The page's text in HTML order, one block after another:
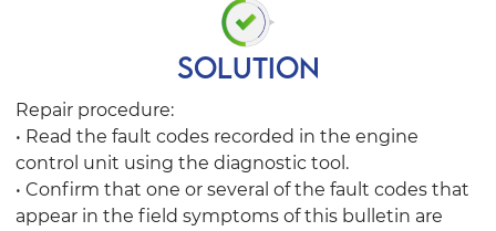
SOLUTION
Repair procedure:
• Read the fault codes recorded in the engine
control unit using the diagnostic tool.
• Confirm that one or several of the fault codes that
appear in the field symptoms of this bulletin are